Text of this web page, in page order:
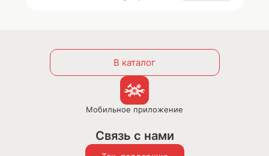
В каталог
Мобильное приложение
Связь с нами